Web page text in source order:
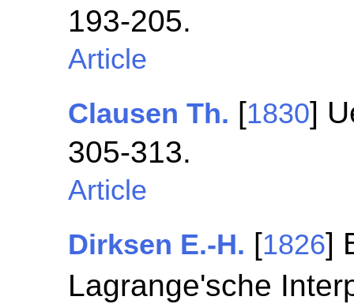
193-205.
Article
Clausen Th. [1830]
305-313.
Article
Dirksen E.-H. [1826]
Lagrange'sche